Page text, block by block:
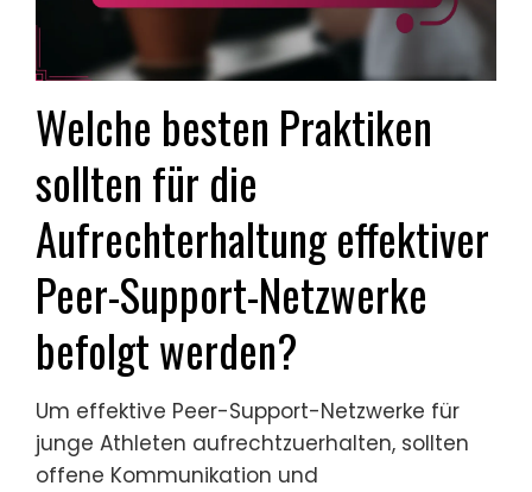
Welche besten Praktiken
sollten für die
Aufrechterhaltung effektiver
Peer-Support-Netzwerke
befolgt werden?
Um effektive Peer-Support-Netzwerke für
junge Athleten aufrechtzuerhalten, sollten
offene Kommunikation und